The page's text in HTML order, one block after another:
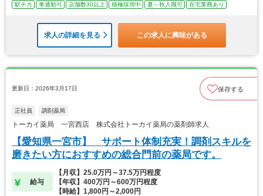
駅チカ
車通勤可 店舗数30以上 積極採用中 夏～秋入職可 在宅業務あり
求人の詳細を見る この求人に興味がある
更新日：2026年3月17日 保存する
正社員 調剤薬局
トーカイ薬局 一宮西店 株式会社トーカイ薬局の薬剤師求人
【愛知県一宮市】 サポート体制充実！調剤スキルを
磨きたい方におすすめの総合門前の薬局です。
給与
【月収】25.0万円～37.5万円程度
【年収】400万円～600万円程度
【時給】1,800円～2,000円